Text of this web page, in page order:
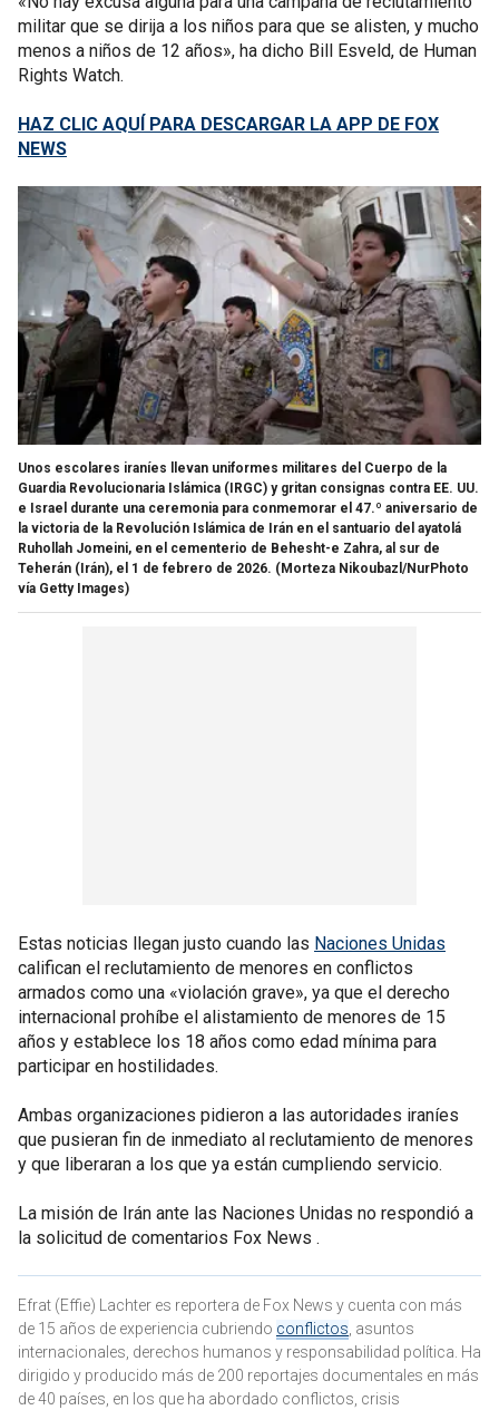
militar que se dirija a los niños para que se alisten, y mucho
menos a niños de 12 años», ha dicho Bill Esveld, de Human
Rights Watch.
HAZ CLIC AQUÍ PARA DESCARGAR LA APP DE FOX
NEWS
Unos escolares iraníes llevan uniformes militares del Cuerpo de la
Guardia Revolucionaria Islámica (IRGC) y gritan consignas contra EE. UU.
e Israel durante una ceremonia para conmemorar el 47.º aniversario de
la victoria de la Revolución Islámica de Irán en el santuario del ayatolá
Ruhollah Jomeini, en el cementerio de Behesht-e Zahra, al sur de
Teherán (Irán), el 1 de febrero de 2026. (Morteza Nikoubazl/NurPhoto
vía Getty Images)
Estas noticias llegan justo cuando las Naciones Unidas
califican el reclutamiento de menores en conflictos
armados como una «violación grave», ya que el derecho
internacional prohíbe el alistamiento de menores de 15
años y establece los 18 años como edad mínima para
participar en hostilidades.
Ambas organizaciones pidieron a las autoridades iraníes
que pusieran fin de inmediato al reclutamiento de menores
y que liberaran a los que ya están cumpliendo servicio.
La misión de Irán ante las Naciones Unidas no respondió a
la solicitud de comentarios Fox News .
Efrat (Effie) Lachter es reportera de Fox News y cuenta con más
de 15 años de experiencia cubriendo conflictos, asuntos
internacionales, derechos humanos y responsabilidad política. Ha
dirigido y producido más de 200 reportajes documentales en más
de 40 países, en los que ha abordado conflictos, crisis